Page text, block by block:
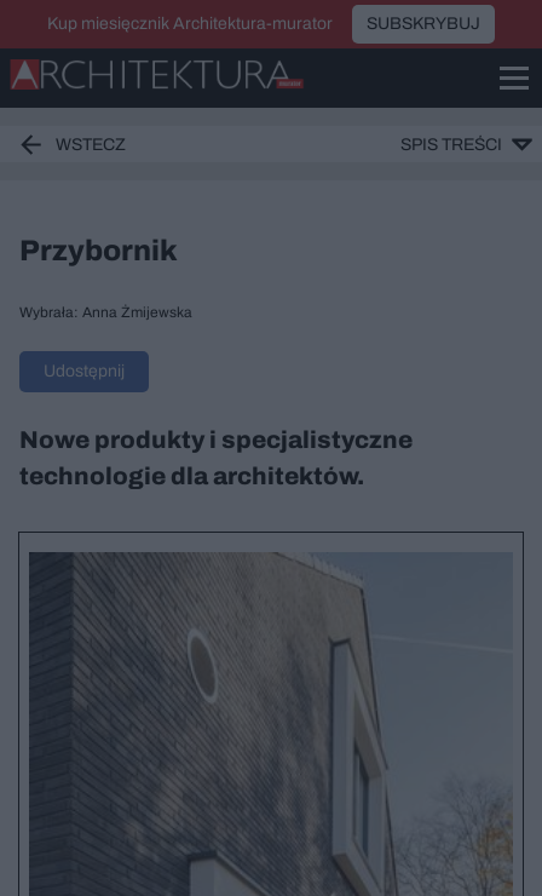
Kup miesięcznik Architektura-murator SUBSKRYBUJ
WSTECZ SPIS TREŚCI
Przybornik
Wybrała: Anna Żmijewska
Udostępnij
Nowe produkty i specjalistyczne
technologie dla architektów.